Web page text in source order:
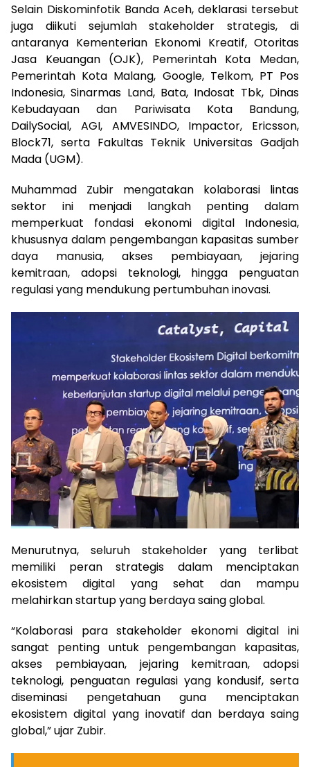
Selain Diskominfotik Banda Aceh, deklarasi tersebut
juga diikuti sejumlah stakeholder strategis, di
antaranya Kementerian Ekonomi Kreatif, Otoritas
Jasa Keuangan (OJK), Pemerintah Kota Medan,
Pemerintah Kota Malang, Google, Telkom, PT Pos
Indonesia, Sinarmas Land, Bata, Indosat Tbk, Dinas
Kebudayaan dan Pariwisata Kota Bandung,
DailySocial, AGI, AMVESINDO, Impactor, Ericsson,
Block71, serta Fakultas Teknik Universitas Gadjah
Mada (UGM).
Muhammad Zubir mengatakan kolaborasi lintas
sektor ini menjadi langkah penting dalam
memperkuat fondasi ekonomi digital Indonesia,
khususnya dalam pengembangan kapasitas sumber
daya manusia, akses pembiayaan, jejaring
kemitraan, adopsi teknologi, hingga penguatan
regulasi yang mendukung pertumbuhan inovasi.
Menurutnya, seluruh stakeholder yang terlibat
memiliki peran strategis dalam menciptakan
ekosistem digital yang sehat dan mampu
melahirkan startup yang berdaya saing global.
“Kolaborasi para stakeholder ekonomi digital ini
sangat penting untuk pengembangan kapasitas,
akses pembiayaan, jejaring kemitraan, adopsi
teknologi, penguatan regulasi yang kondusif, serta
diseminasi pengetahuan guna menciptakan
ekosistem digital yang inovatif dan berdaya saing
global,” ujar Zubir.